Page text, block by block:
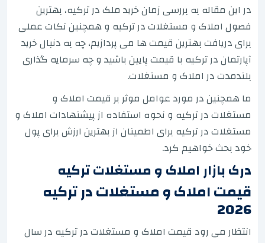
در این مقاله به بررسی زمان خرید ملک در ترکیه، بهترین
فصول املاک و مستغلات در ترکیه و همچنین نکات عملی
برای دریافت بهترین قیمت ها می پردازیم، چه به دنبال خرید
آپارتمان در ترکیه با قیمت پایین باشید و چه سرمایه گذاری
بلندمدت در املاک و مستغلات.
ما همچنین در مورد عوامل موثر بر قیمت املاک و
مستغلات در ترکیه و نحوه استفاده از پیشنهادات املاک و
مستغلات در ترکیه برای اطمینان از بهترین ارزش برای پول
خود بحث خواهیم کرد.
درک بازار املاک و مستغلات ترکیه
قیمت املاک و مستغلات در ترکیه
2026
انتظار می رود قیمت املاک و مستغلات در ترکیه در سال